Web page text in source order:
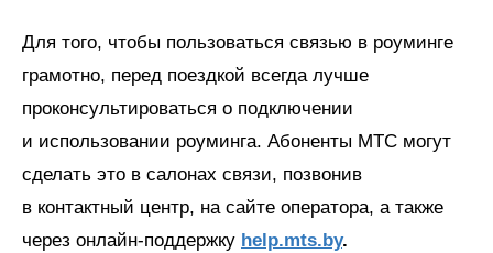
Для того, чтобы пользоваться связью в роуминге
грамотно, перед поездкой всегда лучше
проконсультироваться о подключении
и использовании роуминга. Абоненты МТС могут
сделать это в салонах связи, позвонив
в контактный центр, на сайте оператора, а также
через онлайн-поддержку help.mts.by.